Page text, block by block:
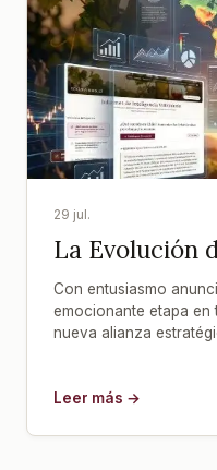
29 jul.
La Evolución
Con entusiasmo
emocionante etapa en
nueva alianza
Leer más →